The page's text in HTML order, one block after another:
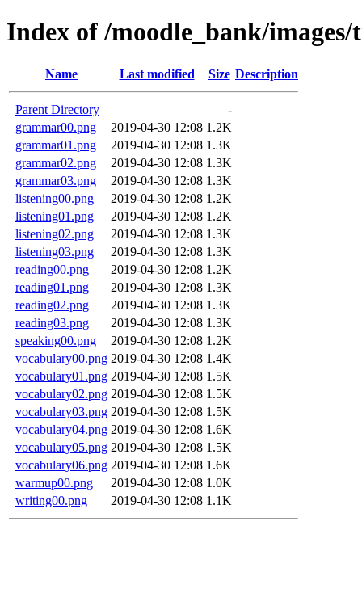
Index of /moodle_bank/
Name Last modified Size Description
Parent Directory
-
grammar00.png
2019-04-30 12:08 1.2K
grammar01.png
2019-04-30 12:08 1.3K
grammar02.png
2019-04-30 12:08 1.3K
grammar03.png
2019-04-30 12:08 1.3K
listening00.png
2019-04-30 12:08 1.2K
listening01.png
2019-04-30 12:08 1.2K
listening02.png
2019-04-30 12:08 1.3K
listening03.png
2019-04-30 12:08 1.3K
reading00.png
2019-04-30 12:08 1.2K
reading01.png
2019-04-30 12:08 1.3K
reading02.png
2019-04-30 12:08 1.3K
reading03.png
2019-04-30 12:08 1.3K
speaking00.png
2019-04-30 12:08 1.2K
vocabulary00.png 2019-04-30 12:08 1.4K
vocabulary01.png 2019-04-30 12:08 1.5K
vocabulary02.png 2019-04-30 12:08 1.5K
vocabulary03.png 2019-04-30 12:08 1.5K
vocabulary04.png 2019-04-30 12:08 1.6K
vocabulary05.png 2019-04-30 12:08 1.5K
vocabulary06.png 2019-04-30 12:08 1.6K
warmup00.png
2019-04-30 12:08 1.0K
writing00.png
2019-04-30 12:08 1.1K